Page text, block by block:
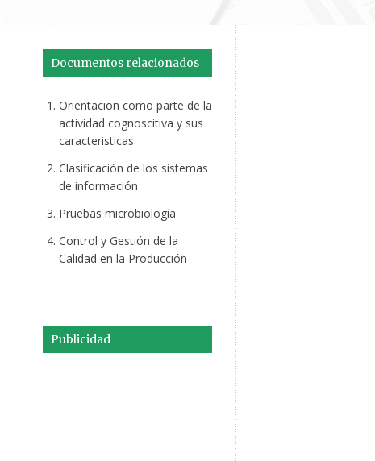
Documentos relacionados
Orientacion como parte de la
actividad cognoscitiva y sus
caracteristicas
Clasificación de los sistemas
de información
Pruebas microbiología
Control y Gestión de la
Calidad en la Producción
Publicidad